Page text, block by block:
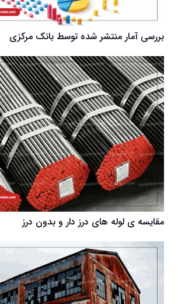
بررسی آمار منتشر شده توسط بانک مرکزی
مقایسه ی لوله های درز دار و بدون درز